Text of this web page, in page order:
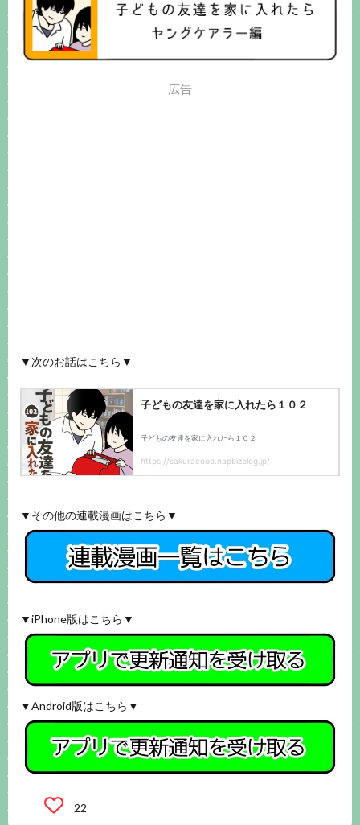
広告
▼次のお話はこちら▼
▼その他の連載漫画はこちら▼
▼iPhone版はこちら▼
▼Android版はこちら▼
22